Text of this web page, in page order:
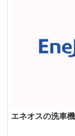
エネオスの洗車